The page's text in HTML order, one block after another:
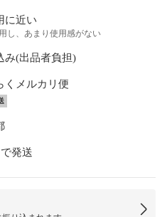
に近い
し、あまり使用感がない
み(出品者負担)
くメルカリ便
発送